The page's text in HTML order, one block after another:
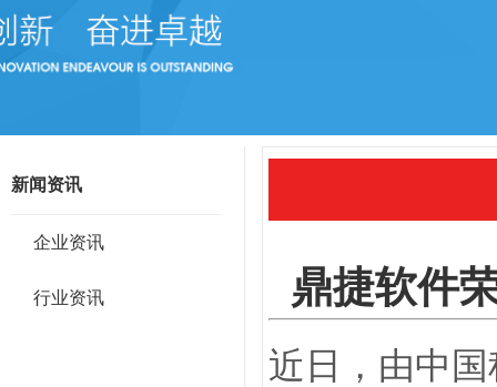
新闻资讯
企业资讯
行业资讯 鼎捷软件
近日，由中